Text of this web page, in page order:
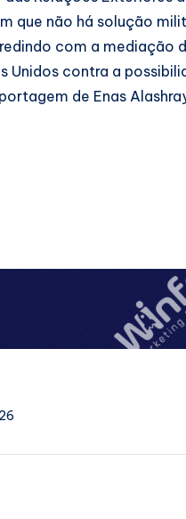
‌que ​não há ‌solução
com a mediação
Unidos contra a
de ⁠Enas